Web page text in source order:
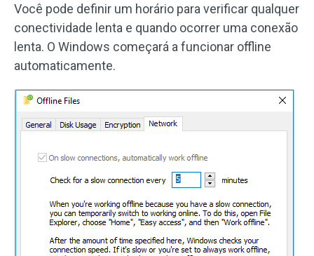
Você pode definir um horário para verificar qualquer
conectividade lenta e quando ocorrer uma conexão
lenta. O Windows começará a funcionar offline
automaticamente.